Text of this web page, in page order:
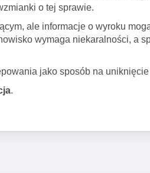
o tej sprawie.
ale informacje o wyroku
wymaga niekaralności, a
jako sposób na
.